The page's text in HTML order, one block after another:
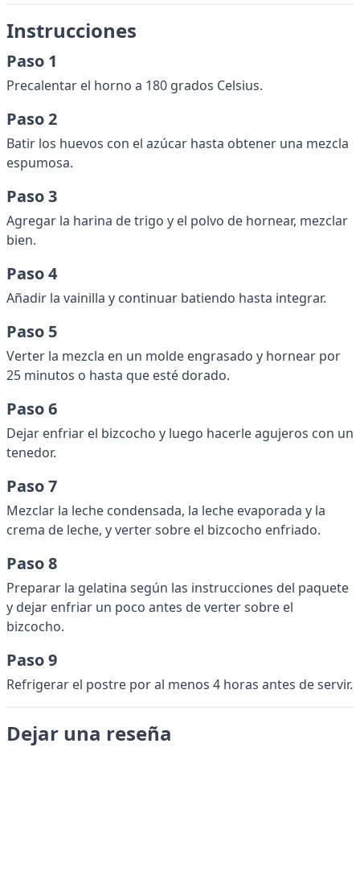
Instrucciones
Paso 1
Precalentar el horno a 180 grados Celsius.
Paso 2
Batir los huevos con el azúcar hasta obtener una mezcla
espumosa.
Paso 3
Agregar la harina de trigo y el polvo de hornear, mezclar
bien.
Paso 4
Añadir la vainilla y continuar batiendo hasta integrar.
Paso 5
Verter la mezcla en un molde engrasado y hornear por
25 minutos o hasta que esté dorado.
Paso 6
Dejar enfriar el bizcocho y luego hacerle agujeros con un
tenedor.
Paso 7
Mezclar la leche condensada, la leche evaporada y la
crema de leche, y verter sobre el bizcocho enfriado.
Paso 8
Preparar la gelatina según las instrucciones del paquete
y dejar enfriar un poco antes de verter sobre el
bizcocho.
Paso 9
Refrigerar el postre por al menos 4 horas antes de servir.
Dejar una reseña